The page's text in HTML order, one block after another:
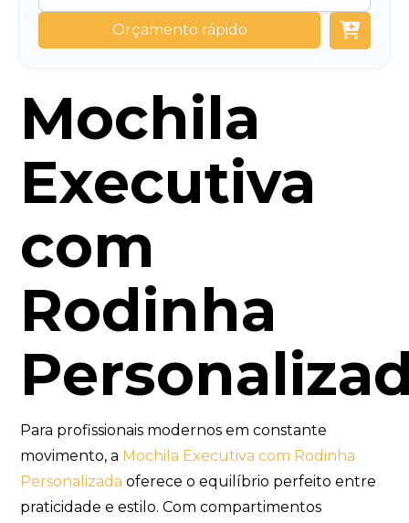
Orçamento rápido
Mochila
Executiva
com
Rodinha
Para profissionais modernos em constante
movimento, a Mochila Executiva com Rodinha
Personalizada oferece o equilíbrio perfeito entre
praticidade e estilo. Com compartimentos